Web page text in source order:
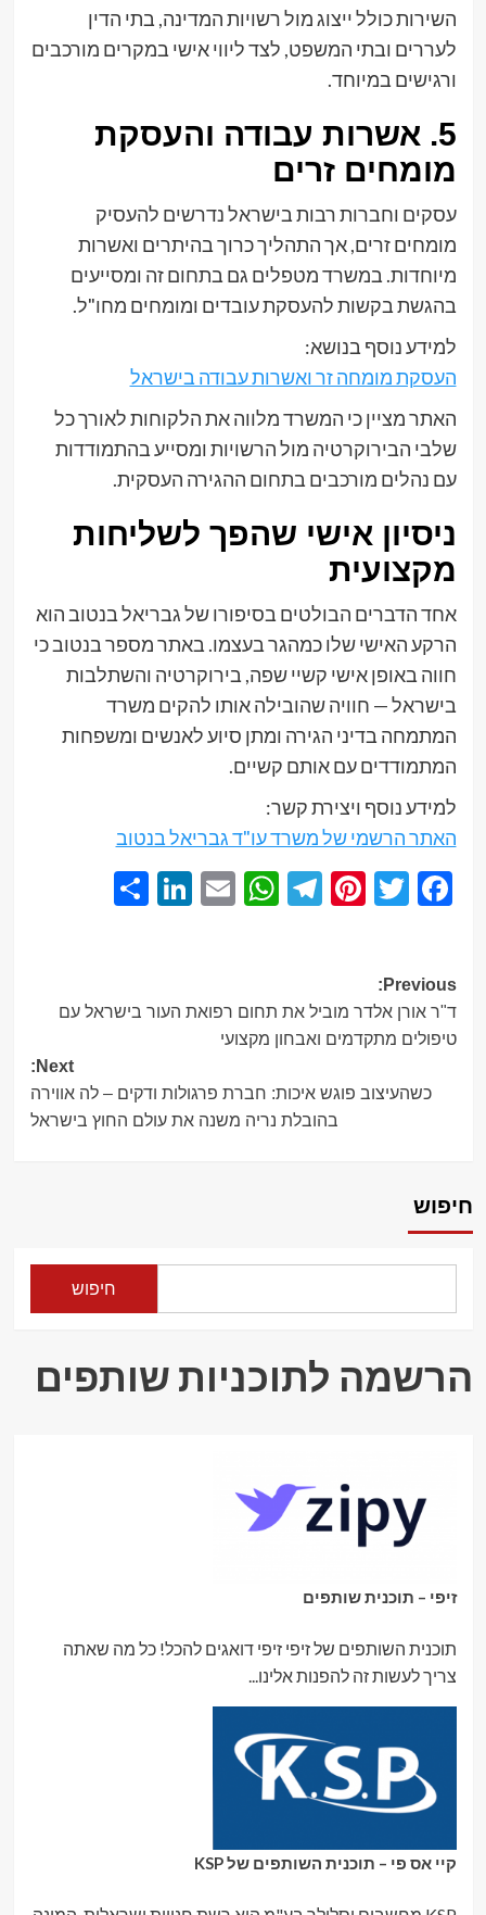
השירות כולל ייצוג מול רשויות המדינה, בתי הדין
לעררים ובתי המשפט, לצד ליווי אישי במקרים מורכבים
ורגישים במיוחד.
5. אשרות עבודה והעסקת
מומחים זרים
עסקים וחברות רבות בישראל נדרשים להעסיק
מומחים זרים, אך התהליך כרוך בהיתרים ואשרות
מיוחדות. במשרד מטפלים גם בתחום זה ומסייעים
בהגשת בקשות להעסקת עובדים ומומחים מחו"ל.
למידע נוסף בנושא:
העסקת מומחה זר ואשרות עבודה בישראל
האתר מציין כי המשרד מלווה את הלקוחות לאורך כל
שלבי הבירוקרטיה מול הרשויות ומסייע בהתמודדות
עם נהלים מורכבים בתחום ההגירה העסקית.
ניסיון אישי שהפך לשליחות
מקצועית
אחד הדברים הבולטים בסיפורו של גבריאל בנטוב הוא
הרקע האישי שלו כמהגר בעצמו. באתר מספר בנטוב כי
חווה באופן אישי קשיי שפה, בירוקרטיה והשתלבות
בישראל — חוויה שהובילה אותו להקים משרד
המתמחה בדיני הגירה ומתן סיוע לאנשים ומשפחות
המתמודדים עם אותם קשיים.
למידע נוסף ויצירת קשר:
האתר הרשמי של משרד עו"ד גבריאל בנטוב
Facebook
Twitter
Pinterest
Telegram
WhatsApp
Email
LinkedIn
Post
navigation
Previous:
ד"ר אורן אלדר מוביל את תחום רפואת העור בישראל עם
טיפולים מתקדמים ואבחון מקצועי
Next:
כשהעיצוב פוגש איכות: חברת פרגולות ודקים – לה אווירה
בהובלת נריה משנה את עולם החוץ בישראל
חיפוש
חיפוש
הרשמה לתוכניות שותפים
זיפי – תוכנית שותפים
תוכנית השותפים של זיפי זיפי דואגים להכל! כל מה שאתה
צריך לעשות זה להפנות אלינו...
קיי אס פי – תוכנית השותפים של KSP